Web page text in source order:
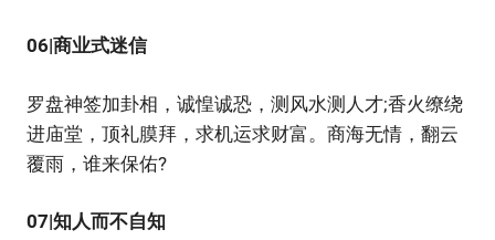
06|商业式迷信
罗盘神签加卦相，诚惶诚恐，测风水测人才;香火缭绕
进庙堂，顶礼膜拜，求机运求财富。商海无情，翻云
覆雨，谁来保佑?
07|知人而不自知